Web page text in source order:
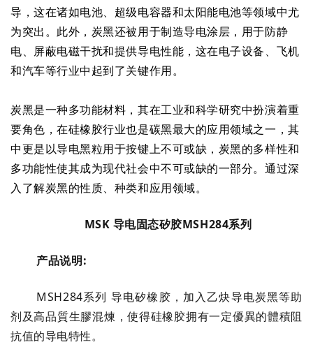
导，这在诸如电池、超级电容器和太阳能电池等领域中尤
为突出。此外，炭黑还被用于制造导电涂层，用于防静
电、屏蔽电磁干扰和提供导电性能，这在电子设备、飞机
和汽车等行业中起到了关键作用。
炭黑是一种多功能材料，其在工业和科学研究中扮演着重
要角色，在硅橡胶行业也是碳黑最大的应用领域之一，其
中更是以导电黑粒用于按键上不可或缺，炭黑的多样性和
多功能性使其成为现代社会中不可或缺的一部分。通过深
入了解炭黑的性质、种类和应用领域。
MSK 导电固态矽胶MSH284系列
产品说明:
MSH284系列 导电矽橡胶，加入乙炔导电炭黑等助
剂及高品質生膠混煉，使得硅橡胶拥有一定優異的體積阻
抗值的导电特性。